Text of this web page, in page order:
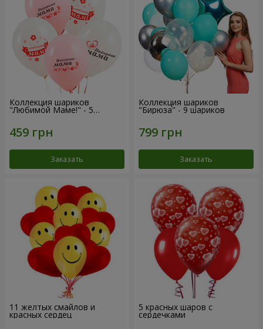
Коллекция шариков
"Любимой Маме!" - 5
Заказать
Коллекция шариков
"Бирюза" - 9 шариков
Заказать
11 желтых смайлов и
красных сердец
5 красных шаров с
сердечками